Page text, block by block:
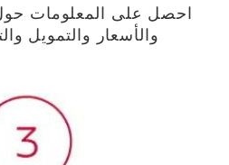
احصل على المعلومات
والأسعار والتمويل